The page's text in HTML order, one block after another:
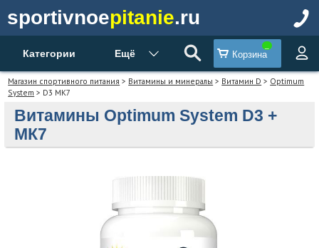
sportivnoepitanie.ru
Категории Ещё Корзина
Магазин спортивного питания > Витамины и минералы > Витамин D > Optimum
System > D3 МК7
Витамины Optimum System D3 +
МК7